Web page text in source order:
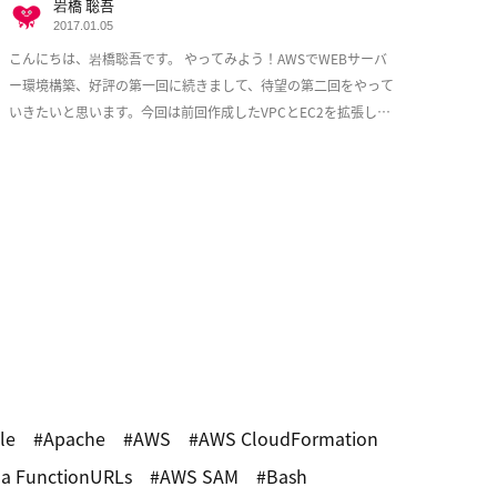
こんにちは、岩橋聡吾です。 やってみよう！AWSでWEBサーバ
ー環境構築、好評の第一回に続きまして、待望の第二回をやって
いきたいと思います。今回は前回作成したVPCとEC2を拡張し、
岩橋 聡吾
2017.01.05
Apache AWS
AWS CloudFormation
FunctionURLs
AWS SAM Bash